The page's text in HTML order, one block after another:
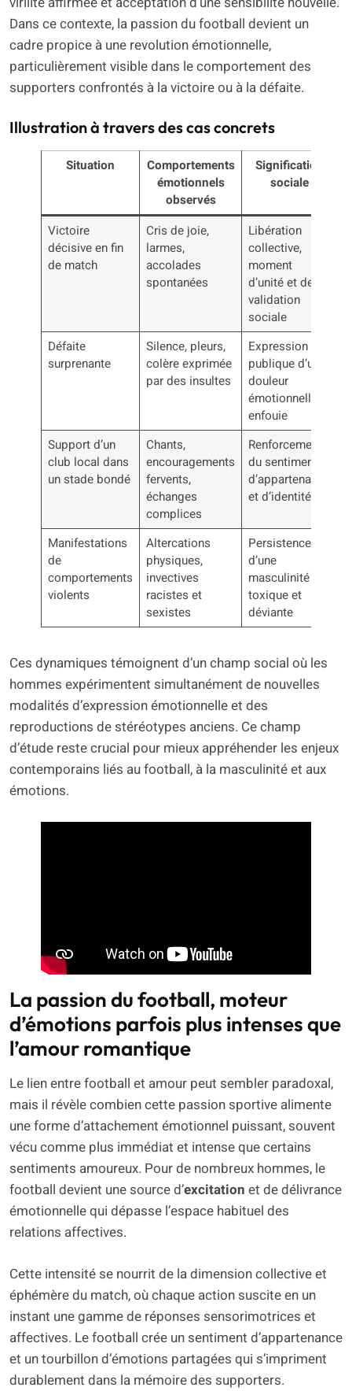
Dans ce contexte, la passion du football devient un
cadre propice à une revolution émotionnelle,
particulièrement visible dans le comportement des
supporters confrontés à la victoire ou à la défaite.
Illustration à travers des cas concrets
Situation
Comportements
émotionnels
observés
Signification
sociale
Victoire
décisive en fin
de match
Cris de joie,
larmes,
accolades
spontanées
Libération
collective,
moment
d’unité et de
validation
sociale
Défaite
surprenante
Silence, pleurs,
colère exprimée
par des insultes
Expression
publique d’une
douleur
émotionnelle
enfouie
Support d’un
club local dans
un stade bondé
Chants,
encouragements
fervents,
échanges
complices
Renforcement
du sentiment
d’appartenance
et d’identité
Manifestations
de
comportements
violents
Altercations
physiques,
invectives
racistes et
sexistes
Persistence
d’une
masculinité
toxique et
déviante
Ces dynamiques témoignent d’un champ social où les
hommes expérimentent simultanément de nouvelles
modalités d’expression émotionnelle et des
reproductions de stéréotypes anciens. Ce champ
d’étude reste crucial pour mieux appréhender les enjeux
contemporains liés au football, à la masculinité et aux
émotions.
La passion du football, moteur
d’émotions parfois plus intenses que
l’amour romantique
Le lien entre football et amour peut sembler paradoxal,
mais il révèle combien cette passion sportive alimente
une forme d’attachement émotionnel puissant, souvent
vécu comme plus immédiat et intense que certains
sentiments amoureux. Pour de nombreux hommes, le
football devient une source d’excitation et de délivrance
émotionnelle qui dépasse l’espace habituel des
relations affectives.
Cette intensité se nourrit de la dimension collective et
éphémère du match, où chaque action suscite en un
instant une gamme de réponses sensorimotrices et
affectives. Le football crée un sentiment d’appartenance
et un tourbillon d’émotions partagées qui s’impriment
durablement dans la mémoire des supporters.